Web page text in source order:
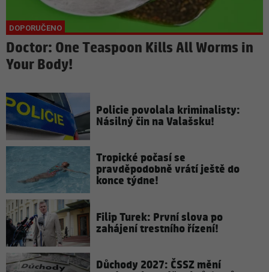
Doctor: One Teaspoon Kills All Worms in
Your Body!
Policie povolala kriminalisty:
Násilný čin na Valašsku!
Tropické počasí se
pravděpodobně vrátí ještě do
konce týdne!
Filip Turek: První slova po
zahájení trestního řízení!
Důchody 2027: ČSSZ mění